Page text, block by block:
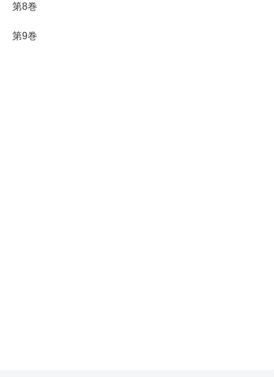
第8巻
第9巻